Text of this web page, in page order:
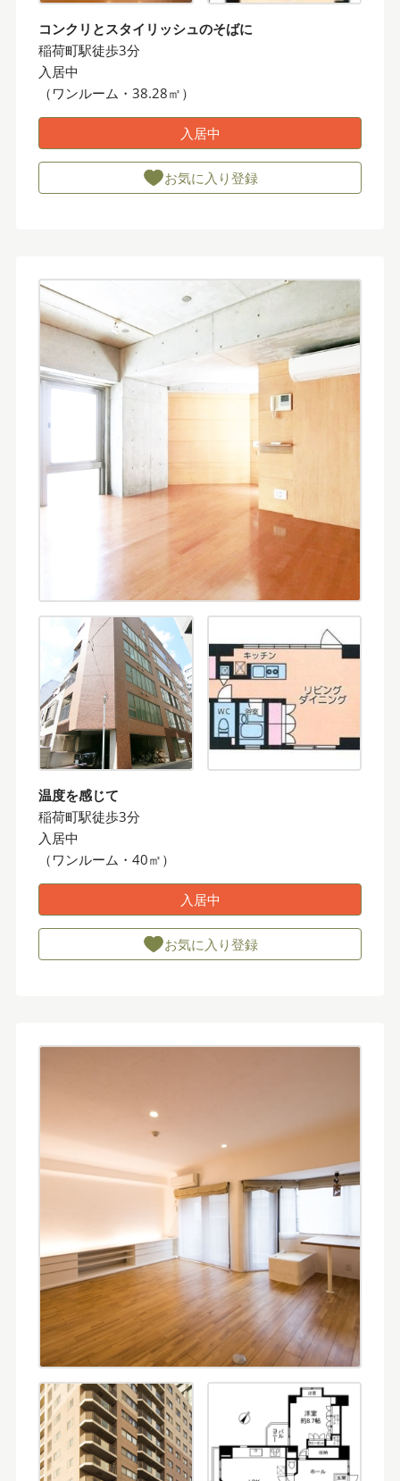
コンクリとスタイリッシュのそばに
稲荷町駅徒歩3分
入居中
（ワンルーム・38.28㎡）
入居中
お気に入り登録
温度を感じて
稲荷町駅徒歩3分
入居中
（ワンルーム・40㎡）
入居中
お気に入り登録